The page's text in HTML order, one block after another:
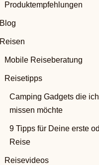
Produktempfehlungen
Blog
Reisen
Mobile Reiseberatung
Reisetipps
Camping Gadgets die
missen möchte
9 Tipps für Deine erste
Reise
Reisevideos